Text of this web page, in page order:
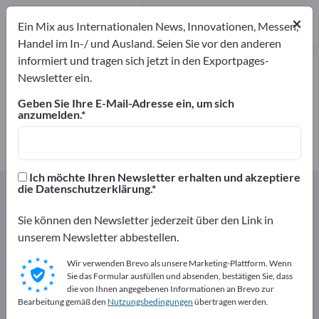
Wachteleier – Hersteller und
Anbieter Distributoren
1
Exportpages Nahrungsmittel & Getränke
Feinkost
Kostenlos inserieren auf
Exportpages!
Bedarfe – Angebote – Gebrauchtwaren –
Geschäftskontakte>> hier starten
×
Ein Mix aus Internationalen News, Innovationen, Messen,
Handel im In-/ und Ausland. Seien Sie vor den anderen
informiert und tragen sich jetzt in den Exportpages-
Newsletter ein.
Geben Sie Ihre E-Mail-Adresse ein, um sich
anzumelden.
Ich möchte Ihren Newsletter erhalten und akzeptiere
die Datenschutzerklärung.
Sie können den Newsletter jederzeit über den Link in
unserem Newsletter abbestellen.
Wir verwenden Brevo als unsere Marketing-Plattform. Wenn
Sie das Formular ausfüllen und absenden, bestätigen Sie, dass
die von Ihnen angegebenen Informationen an Brevo zur
Bearbeitung gemäß den Nutzungsbedingungen übertragen werden.